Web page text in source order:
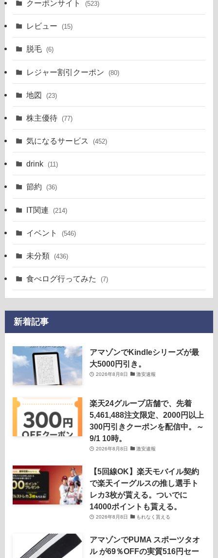
クーポンサイト (523)
レビュー (15)
脱毛 (6)
レジャー割引クーポン (80)
地図 (23)
株主優待 (77)
気になるサービス (452)
drink (11)
節約 (36)
IT関連 (214)
イベント (546)
未分類 (436)
食べログ行ってみた (7)
新着記事
アマゾンでKindleシリーズが最
大5000円引き。
2026年8月8日 激安速報
楽天24グループ店舗で、先着
5,461,488注文限定、2000円以上
300円引きクーポンを配信中。～
9/1 10時。
2026年8月8日 激安速報
【5回線OK】楽天モバイル契約
で楽天イーグルスの推し選手ト
レカ3枚が貰える。ついでに
14000ポイントも貰える。
2026年8月8日 もれなく貰える
アマゾンでPUMA スポーツタオ
ル が69％OFFの実質516円セー